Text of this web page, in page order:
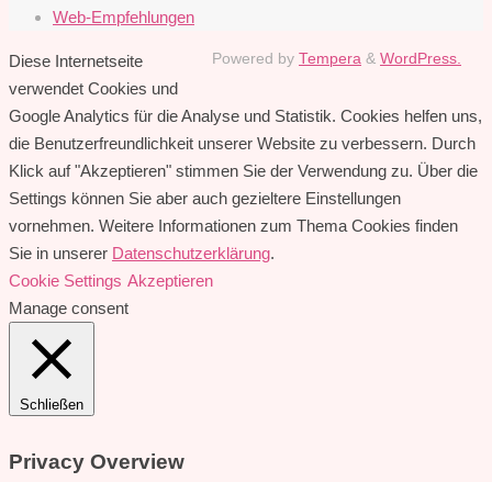
Web-Empfehlungen
Powered by Tempera & WordPress.
Diese Internetseite
verwendet Cookies und
Google Analytics für die Analyse und Statistik. Cookies helfen uns,
die Benutzerfreundlichkeit unserer Website zu verbessern. Durch
Klick auf "Akzeptieren" stimmen Sie der Verwendung zu. Über die
Settings können Sie aber auch gezieltere Einstellungen
vornehmen. Weitere Informationen zum Thema Cookies finden
Sie in unserer Datenschutzerklärung.
Cookie Settings Akzeptieren
Manage consent
Schließen
Privacy Overview